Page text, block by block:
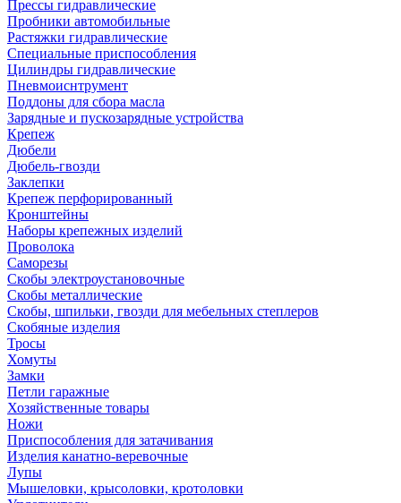
Прессы гидравлические
Пробники автомобильные
Растяжки гидравлические
Специальные приспособления
Цилиндры гидравлические
Пневмоиснтрумент
Поддоны для сбора масла
Зарядные и пускозарядные устройства
Крепеж
Дюбели
Дюбель-гвозди
Заклепки
Крепеж перфорированный
Кронштейны
Наборы крепежных изделий
Проволока
Саморезы
Скобы электроустановочные
Скобы металлические
Скобы, шпильки, гвозди для мебельных степлеров
Скобяные изделия
Тросы
Хомуты
Замки
Петли гаражные
Хозяйственные товары
Ножи
Приспособления для затачивания
Изделия канатно-веревочные
Лупы
Мышеловки, крысоловки, кротоловки